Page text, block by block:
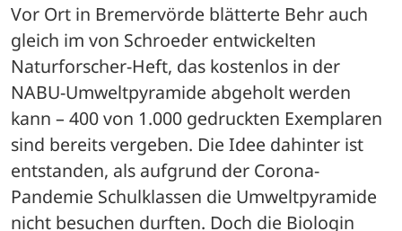
Vor Ort in Bremervörde blätterte Behr auch
gleich im von Schroeder entwickelten
Naturforscher-Heft, das kostenlos in der
NABU-Umweltpyramide abgeholt werden
kann – 400 von 1.000 gedruckten Exemplaren
sind bereits vergeben. Die Idee dahinter ist
entstanden, als aufgrund der Corona-
Pandemie Schulklassen die Umweltpyramide
nicht besuchen durften. Doch die Biologin